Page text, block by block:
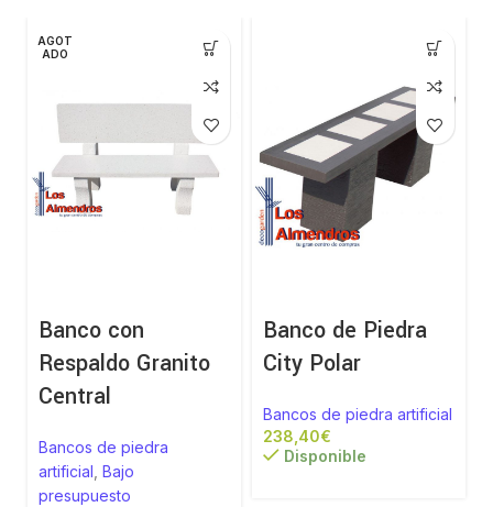
AGOT
ADO
Banco con
Respaldo Granito
Central
Bancos de piedra
artificial ,Bajo
presupuesto
Banco de Piedra
City Polar
Bancos de piedra artificial
€
Disponible